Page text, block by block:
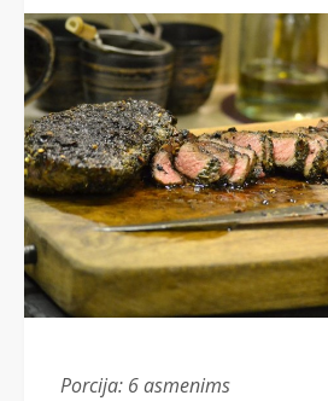
Porcija: 6asmenims